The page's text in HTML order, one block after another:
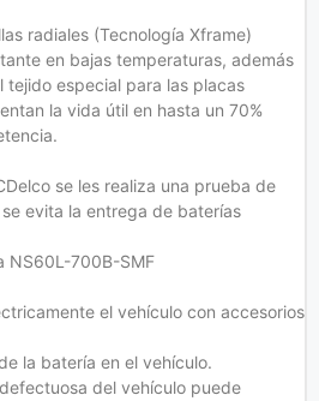
radiales (Tecnología Xframe)
en bajas temperaturas, además
tejido especial para las placas
la vida útil en hasta un 70%
se les realiza una prueba de
evita la entrega de baterías
NS60L-700B-SMF
el vehículo con accesorios
la batería en el vehículo.
del vehículo puede